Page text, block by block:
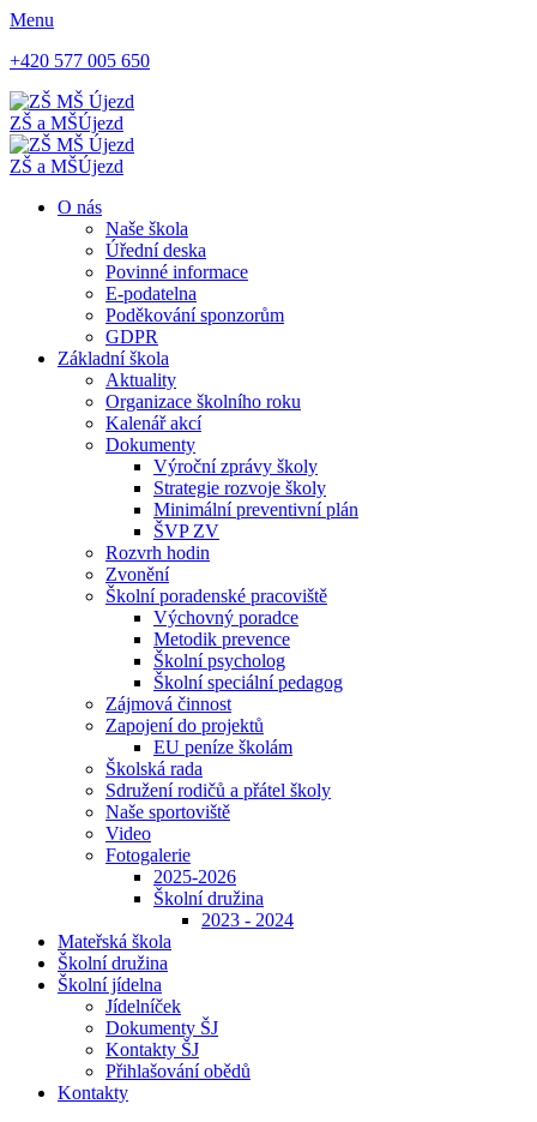
Menu
+420 577 005 650
ZŠ a MŠÚjezd
ZŠ a MŠÚjezd
O nás
Naše škola
Úřední deska
Povinné informace
E-podatelna
Poděkování sponzorům
GDPR
Základní škola
Aktuality
Organizace školního roku
Kalenář akcí
Dokumenty
Výroční zprávy školy
Strategie rozvoje školy
Minimální preventivní plán
ŠVP ZV
Rozvrh hodin
Zvonění
Školní poradenské pracoviště
Výchovný poradce
Metodik prevence
Školní psycholog
Školní speciální pedagog
Zájmová činnost
Zapojení do projektů
EU peníze školám
Školská rada
Sdružení rodičů a přátel školy
Naše sportoviště
Video
Fotogalerie
2025-2026
Školní družina
2023 - 2024
Mateřská škola
Školní družina
Školní jídelna
Jídelníček
Dokumenty ŠJ
Kontakty ŠJ
Přihlašování obědů
Kontakty